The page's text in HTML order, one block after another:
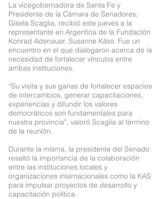
La vicegobernadora de Santa Fe y
Presidente de la Cámara de Senadores,
Gisela Scaglia, recibió este jueves a la
representante en Argentina de la Fundación
Konrad Adenauer, Susanne Käss. Fue un
encuentro en el que dialogaron acerca de la
necesidad de fortalecer vínculos entre
ambas instituciones.
“Su visita y sus ganas de fortalecer espacios
de intercambios, generar capacitaciones,
experiencias y difundir los valores
democráticos son fundamentales para
nuestra provincia”, valoró Scaglia al término
de la reunión.
Durante la misma, la presidente del Senado
resaltó la importancia de la colaboración
entre las instituciones locales y
organizaciones internacionales como la KAS
para impulsar proyectos de desarrollo y
capacitación política.